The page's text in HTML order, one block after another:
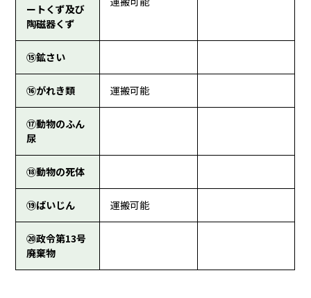
ートくず及び
陶磁器くず
⑮鉱さい
⑯がれき類 運搬可能
⑰動物のふん
尿
⑱動物の死体
⑲ばいじん 運搬可能
⑳政令第13号
廃棄物